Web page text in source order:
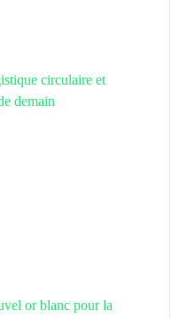
circulaire et
demain
or blanc pour la